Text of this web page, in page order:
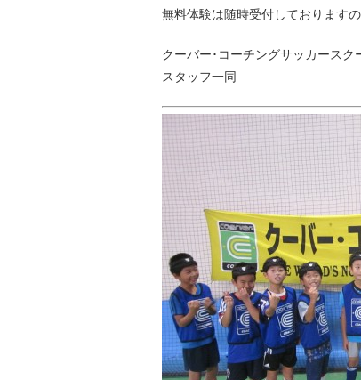
無料体験は随時受付しております
クーバー･コーチングサッカースク
スタッフ一同